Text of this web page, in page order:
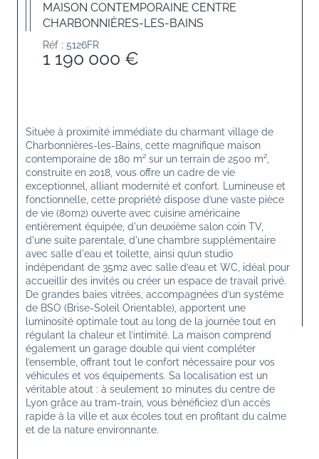
MAISON CONTEMPORAINE CENTRE
CHARBONNIÈRES-LES-BAINS
Réf : 5126FR
1 190 000 €
Située à proximité immédiate du charmant village de
Charbonnières-les-Bains, cette magnifique maison
contemporaine de 180 m² sur un terrain de 2500 m²,
construite en 2018, vous offre un cadre de vie
exceptionnel, alliant modernité et confort. Lumineuse et
fonctionnelle, cette propriété dispose d’une vaste pièce
de vie (80m2) ouverte avec cuisine américaine
entièrement équipée, d'un deuxième salon coin TV,
d'une suite parentale, d'une chambre supplémentaire
avec salle d'eau et toilette, ainsi qu’un studio
indépendant de 35m2 avec salle d’eau et WC, idéal pour
accueillir des invités ou créer un espace de travail privé.
De grandes baies vitrées, accompagnées d’un système
de BSO (Brise-Soleil Orientable), apportent une
luminosité optimale tout au long de la journée tout en
régulant la chaleur et l’intimité. La maison comprend
également un garage double qui vient compléter
l’ensemble, offrant tout le confort nécessaire pour vos
véhicules et vos équipements. Sa localisation est un
véritable atout : à seulement 10 minutes du centre de
Lyon grâce au tram-train, vous bénéficiez d’un accès
rapide à la ville et aux écoles tout en profitant du calme
et de la nature environnante.